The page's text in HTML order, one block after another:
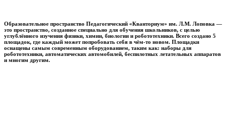
Образовательное пространство Педагогический «Кванториум» им. Л.М. Лоповка —
это пространство, созданное специально для обучения школьников, с целью
углублённого изучения физики, химии, биологии и робототехники. Всего создано 5
площадок, где каждый может попробовать себя в чём-то новом. Площадки
оснащены самым современным оборудованием, таким как: наборы для
робототехники, автоматических автомобилей, беспилотных летательных аппаратов
и многим другим.